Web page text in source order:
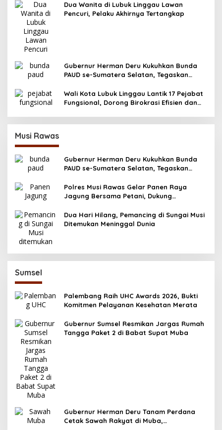
Dua Wanita di Lubuk Linggau Lawan
Pencuri, Pelaku Akhirnya Tertangkap
Gubernur Herman Deru Kukuhkan Bunda
PAUD se-Sumatera Selatan, Tegaskan
Wali Kota Lubuk Linggau Lantik 17 Pejabat
Fungsional, Dorong Birokrasi Efisien dan
Musi Rawas
Gubernur Herman Deru Kukuhkan Bunda
PAUD se-Sumatera Selatan, Tegaskan
Polres Musi Rawas Gelar Panen Raya
Jagung Bersama Petani, Dukung
Dua Hari Hilang, Pemancing di Sungai Musi
Ditemukan Meninggal Dunia
Sumsel
Palembang Raih UHC Awards 2026, Bukti
Komitmen Pelayanan Kesehatan Merata
Gubernur Sumsel Resmikan Jargas Rumah
Tangga Paket 2 di Babat Supat Muba
Gubernur Herman Deru Tanam Perdana
Cetak Sawah Rakyat di Muba,